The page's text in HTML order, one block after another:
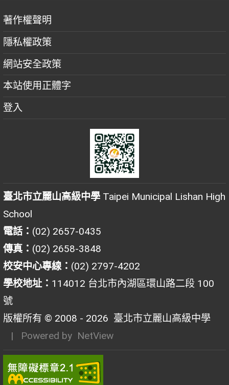
著作權聲明
隱私權政策
網站安全政策
本站使用正體字
登入
臺北市立麗山高級中學 Taipei Municipal Lishan High
School
電話： (02) 2657-0435
傳真： (02) 2658-3848
校安中心專線： (02) 2797-4202
學校地址： 114012 台北市內湖區環山路二段 100
號
版權所有 © 2008 - 2026 臺北市立麗山高級中學
| Powered by NetView